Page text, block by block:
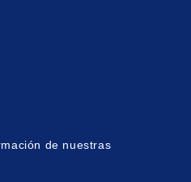
de nuestras